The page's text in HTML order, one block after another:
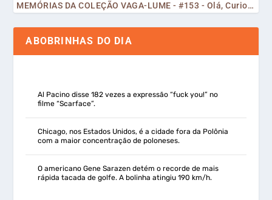
MEMÓRIAS DA COLEÇÃO VAGA-LUME - #153 - Olá, Curiosos! 2023
ABOBRINHAS DO DIA
Al Pacino disse 182 vezes a expressão “fuck you!” no
filme “Scarface”.
Chicago, nos Estados Unidos, é a cidade fora da Polônia
com a maior concentração de poloneses.
O americano Gene Sarazen detém o recorde de mais
rápida tacada de golfe. A bolinha atingiu 190 km/h.